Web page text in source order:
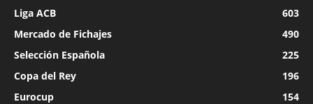
Liga ACB
603
Mercado de Fichajes
490
Selección Española
225
Copa del Rey
196
Eurocup
154